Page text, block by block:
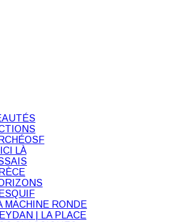
LÀ
MACHINE RONDE
| LA PLACE